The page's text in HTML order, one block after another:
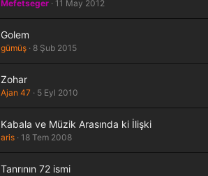
Mefetseger 11 May 2012
Golem
gümüş 8 Şub 2015
Zohar
Ajan 47 5 Eyl 2010
Kabala ve Müzik Arasında ki İlişki
aris 18 Tem 2008
Tanrının 72 ismi